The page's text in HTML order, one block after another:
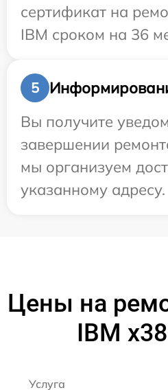
сертификат на
IBM сроком на 36
5
Вы получите
завершении
мы организуем
указанному адресу.
Цены на
IBM
Услуга